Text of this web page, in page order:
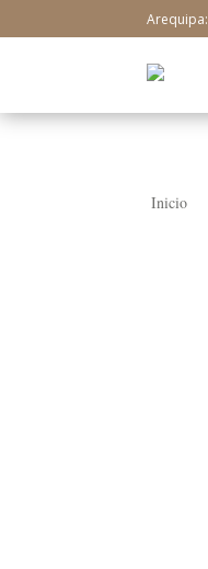
Arequipa:
Inicio